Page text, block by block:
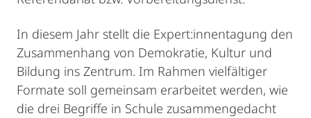
In diesem Jahr stellt die Expert:innentagung den
Zusammenhang von Demokratie, Kultur und
Bildung ins Zentrum. Im Rahmen vielfältiger
Formate soll gemeinsam erarbeitet werden, wie
die drei Begriffe in Schule zusammengedacht